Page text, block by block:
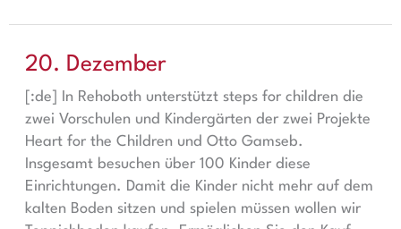
20. Dezember
[:de] In Rehoboth unterstützt steps for children die
zwei Vorschulen und Kindergärten der zwei Projekte
Heart for the Children und Otto Gamseb.
Insgesamt besuchen über 100 Kinder diese
Einrichtungen. Damit die Kinder nicht mehr auf dem
kalten Boden sitzen und spielen müssen wollen wir
20. Dezember